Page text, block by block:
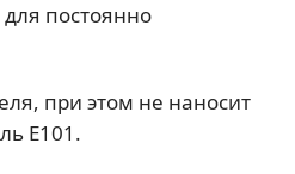
постоянно
при этом не наносит
Е101.